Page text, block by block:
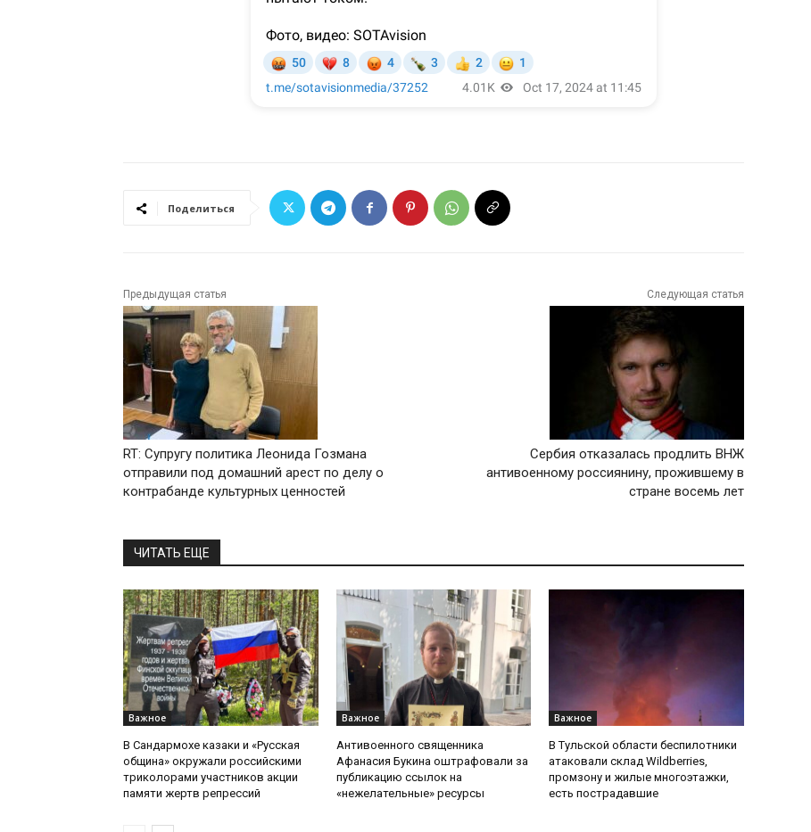
Поделиться
Предыдущая статья
RT: Супругу политика Леонида Гозмана
отправили под домашний арест по делу о
контрабанде культурных ценностей
Следующая статья
Сербия отказалась продлить ВНЖ
антивоенному россиянину, прожившему в
стране восемь лет
ЧИТАТЬ ЕЩЕ
Важное
В Сандармохе казаки и «Русская
община» окружали российскими
триколорами участников акции
памяти жертв репрессий
Важное
Антивоенного священника
Афанасия Букина оштрафовали за
публикацию ссылок на
«нежелательные» ресурсы
Важное
В Тульской области беспилотники
атаковали склад Wildberries,
промзону и жилые многоэтажки,
есть пострадавшие